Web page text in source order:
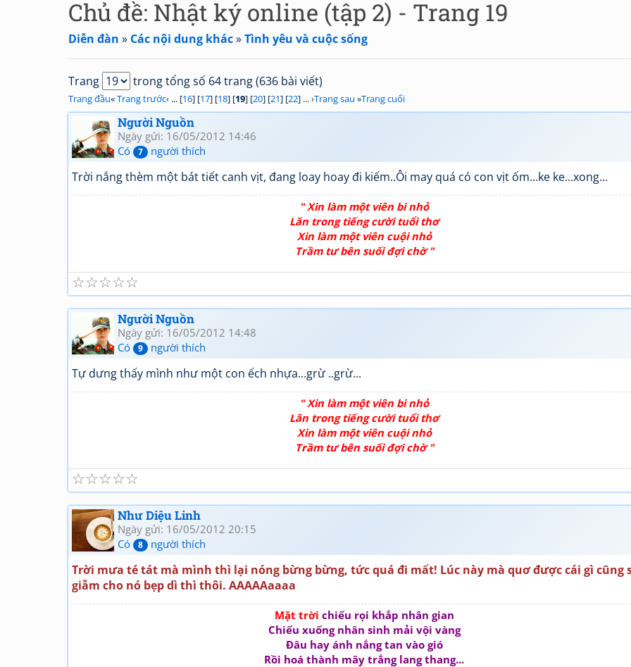
Chủ đề: Nhật ký online (tập 2) - Trang 19
Diễn đàn » Các nội dung khác»Tình yêu và cuộc sống
Trang trong tổng số 64 trang (636 bài viết)
Trang đầu«Trang trước‹ ... [16] [17] [18] [19] [20] [21] [22] ... ›Trang sau »Trang cuối
Người Nguồn
Ngày gửi: 16/05/2012 14:46
Có
7 người thích
Trời nắng thèm một bát tiết canh vịt, đang loay hoay đi kiếm..Ôi may quá có con vịt ốm...ke ke...xong...
" Xin làm một viên bi nhỏ
Lăn trong tiếng cười tuổi thơ
Xin làm một viên cuội nhỏ
Trầm tư bên suối đợi chờ "
☆
☆
☆
☆
☆
Người Nguồn
Ngày gửi: 16/05/2012 14:48
Có
9 người thích
Tự dưng thấy mình như một con ếch nhựa...grừ ..grừ...
" Xin làm một viên bi nhỏ
Lăn trong tiếng cười tuổi thơ
Xin làm một viên cuội nhỏ
Trầm tư bên suối đợi chờ "
☆
☆
☆
☆
☆
Như Diệu Linh
Ngày gửi: 16/05/2012 20:15
Có
8 người thích
Trời mưa té tát mà mình thì lại nóng bừng bừng, tức quá đi mất! Lúc này mà quơ được cái gì cũng
giẫm cho nó bẹp dì thì thôi. AAAAAaaaa
Mặt trời chiếu rọi khắp nhân gian
Chiếu xuống nhân sinh mải vội vàng
Đâu hay ánh nắng tan vào gió
Rồi hoá thành mây trắng lang thang...